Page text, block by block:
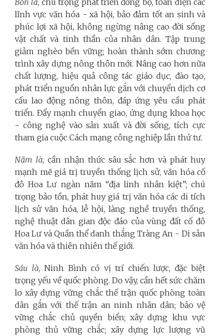
lĩnh vực văn hóa - xã hội, bảo đảm tốt an sinh và
phúc lợi xã hội, không ngừng nâng cao đời sống
vật chất và tinh thần của nhân dân. Tập trung
giảm nghèo bền vững; hoàn thành sớm chương
trình xây dựng nông thôn mới. Nâng cao hơn nữa
chất lượng, hiệu quả công tác giáo dục, đào tạo,
phát triển nguồn nhân lực gắn với chuyển dịch cơ
cấu lao động nông thôn, đáp ứng yêu cầu phát
triển. Đẩy mạnh chuyển giao, ứng dụng khoa học
- công nghệ vào sản xuất và đời sống, tích cực
tham gia cuộc Cách mạng công nghiệp lần thứ tư.
Năm là, cần nhận thức sâu sắc hơn và phát huy
mạnh mẽ giá trị truyền thống lịch sử, văn hóa cố
đô Hoa Lư ngàn năm “địa linh nhân kiệt”; chú
trọng bảo tồn, phát huy giá trị văn hóa các di tích
lịch sử văn hóa, lễ hội, làng nghề truyền thống,
nghệ thuật dân gian độc đáo của vùng đất cố đô
Hoa Lư và Quần thể danh thắng Tràng An - Di sản
văn hóa và thiên nhiên thế giới.
Sáu là, Ninh Bình có vị trí chiến lược, đặc biệt
trọng yếu về quốc phòng. Do vậy, cần hết sức chăm
lo xây dựng vững chắc thế trận quốc phòng toàn
dân gắn với thế trận an ninh nhân dân; bảo vệ
vững chắc chủ quyền biển; xây dựng khu vực
phòng thủ vững chắc; xây dựng lực lượng vũ